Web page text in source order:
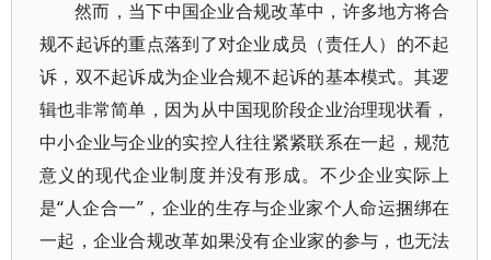
然而，当下中国企业合规改革中，许多地方将合
规不起诉的重点落到了对企业成员（责任人）的不起
诉，双不起诉成为企业合规不起诉的基本模式。其逻
辑也非常简单，因为从中国现阶段企业治理现状看，
中小企业与企业的实控人往往紧紧联系在一起，规范
意义的现代企业制度并没有形成。不少企业实际上
是“人企合一”，企业的生存与企业家个人命运捆绑在
一起，企业合规改革如果没有企业家的参与，也无法